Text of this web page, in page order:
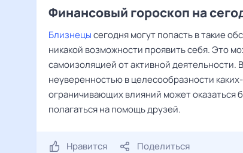
Финансовый гороскоп на
Близнецысегодня могут попасть в такие
никакой возможности проявить себя. Это
самоизоляцией от активной деятельности.
неуверенностью в целесообразности
ограничивающих влияний может оказаться
полагаться на помощь друзей.
Нравится Поделиться